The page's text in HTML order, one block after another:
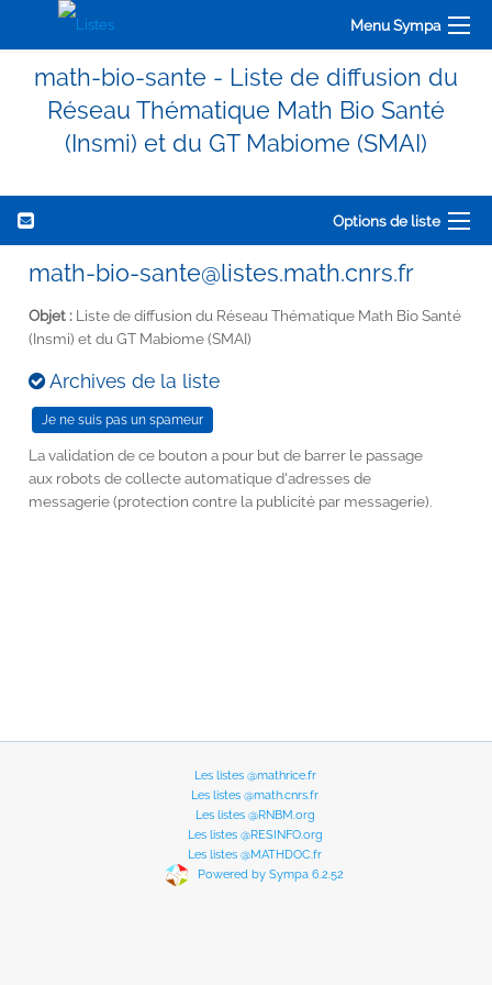
Menu Sympa
math-bio-sante - Liste de diffusion du
Réseau Thématique Math Bio Santé
(Insmi) et du GT Mabiome (SMAI)
Options de liste
math-bio-sante@listes.math.cnrs.fr
Objet : Liste de diffusion du Réseau Thématique Math Bio Santé
(Insmi) et du GT Mabiome (SMAI)
Archives de la liste
La validation de ce bouton a pour but de barrer le passage
aux robots de collecte automatique d'adresses de
messagerie (protection contre la publicité par messagerie).
Les listes @mathrice.fr
Les listes @math.cnrs.fr
Les listes @RNBM.org
Les listes @RESINFO.org
Les listes @MATHDOC.fr
Powered by Sympa 6.2.52